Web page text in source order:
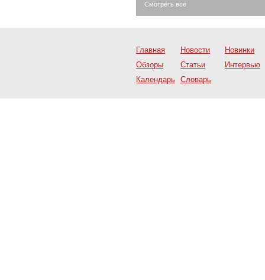
Смотреть все
Главная Новости
Новинки
Обзоры
Статьи
Интервью
Календарь Словарь